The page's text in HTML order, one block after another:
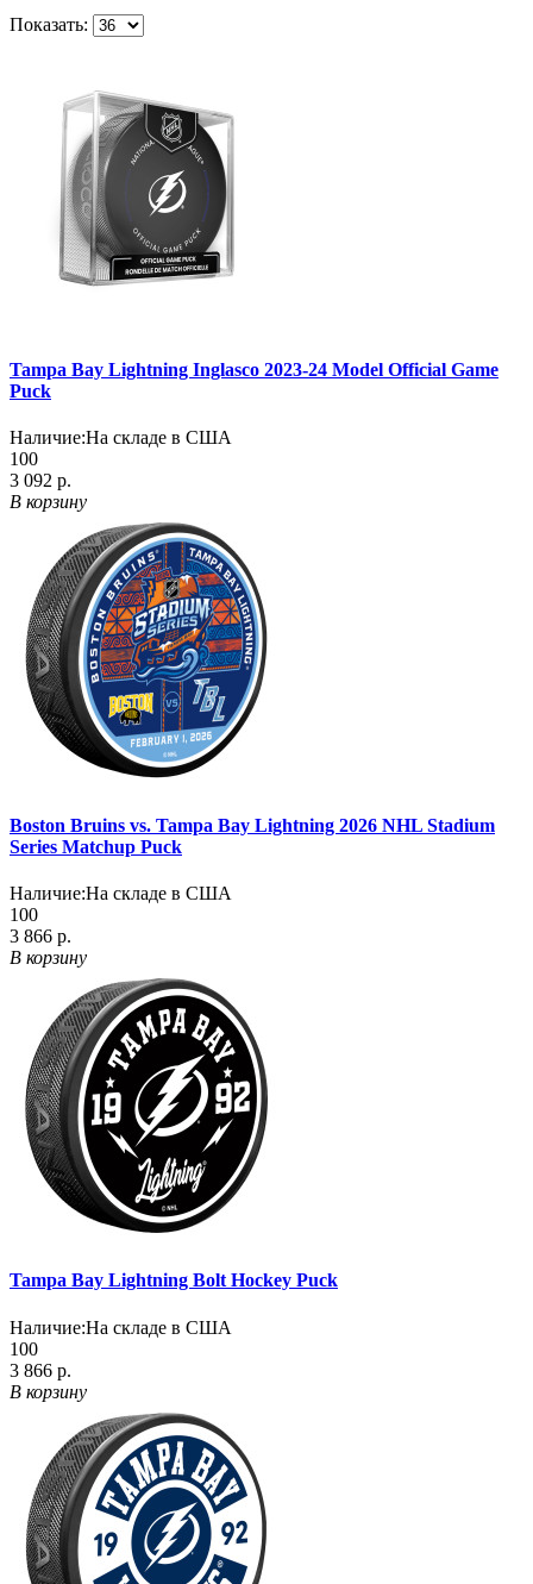
Показать:
Tampa Bay Lightning Inglasco 2023-24 Model Official Game
Puck
Наличие:На складе в США
100
3 092 р.
В корзину
Boston Bruins vs. Tampa Bay Lightning 2026 NHL Stadium
Series Matchup Puck
Наличие:На складе в США
100
3 866 р.
В корзину
Tampa Bay Lightning Bolt Hockey Puck
Наличие:На складе в США
100
3 866 р.
В корзину